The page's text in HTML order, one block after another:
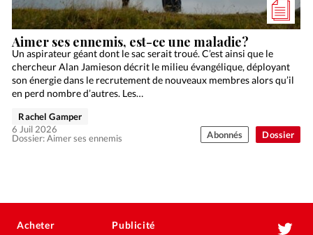
Dossier
Aimer ses ennemis, est-ce une maladie?
Un aspirateur géant dont le sac serait troué. C’est ainsi que le
chercheur Alan Jamieson décrit le milieu évangélique, déployant
son énergie dans le recrutement de nouveaux membres alors qu’il
en perd nombre d’autres. Les…
Dossier: Aimer ses ennemis
Rachel Gamper
6 Juil 2026
Abonnés
Acheter Publicité